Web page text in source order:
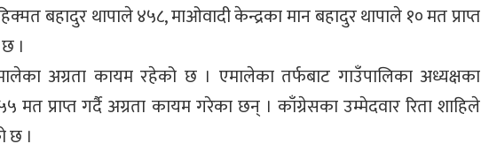
बहादुर थापाले ४५८, माओवादी केन्द्रका मान बहादुर थापाले १० मत प्राप्त
।
अग्रता कायम रहेको छ । एमालेका तर्फबाट गाउँपालिका अध्यक्षका
मत प्राप्त गर्दै अग्रता कायम गरेका छन् । काँग्रेसका उम्मेदवार रिता शाहिले
छ ।